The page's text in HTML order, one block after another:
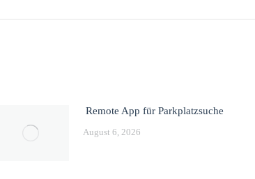
Remote App für Parkplatzsuche
August 6, 2026